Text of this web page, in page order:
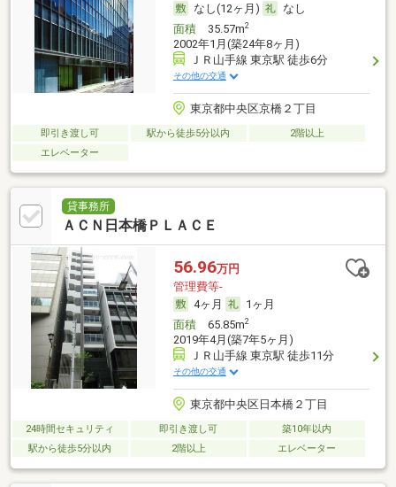
なし(12ヶ月)
なし
面積35.57m2
2002年1月(築24年8ヶ月)
ＪＲ山手線 東京駅 徒歩6分
その他の交通
東京都中央区京橋２丁目
即引き渡し可 駅から徒歩5分以内
2階以上
エレベーター
貸事務所
ＡＣＮ日本橋ＰＬＡＣＥ
56.96万円
管理費等-
4ヶ月
1ヶ月
面積65.85m2
2019年4月(築7年5ヶ月)
ＪＲ山手線 東京駅 徒歩11分
その他の交通
東京都中央区日本橋２丁目
24時間セキュリティ 即引き渡し可
築10年以内
駅から徒歩5分以内
2階以上 エレベーター